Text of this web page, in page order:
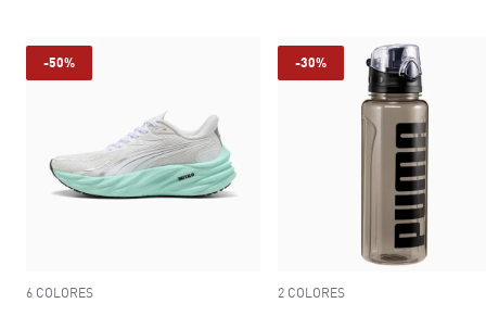
-50%
6 COLORES
-30%
2 COLORES